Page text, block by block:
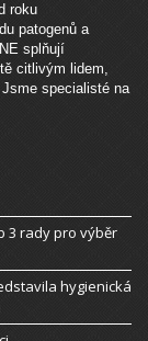
roku
patogenů a
splňují
citlivým lidem,
specialisté na
3 rady pro výběr
hygienická